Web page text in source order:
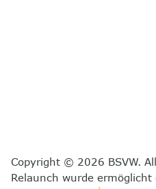
Copyright © 2026 BSVW.
Relaunch wurde ermöglicht